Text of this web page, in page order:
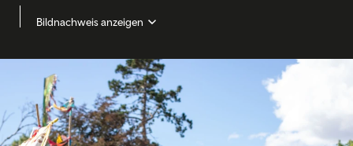
Bildnachweis anzeigen